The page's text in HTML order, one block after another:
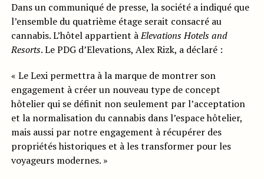
Dans un communiqué de presse, la société a indiqué que
l’ensemble du quatrième étage serait consacré au
cannabis. L’hôtel appartient àElevations Hotels and
Resorts. Le PDG d’Elevations, Alex Rizk, a déclaré :
« Le Lexi permettra à la marque de montrer son
engagement à créer un nouveau type de concept
hôtelier qui se définit non seulement par l’acceptation
et la normalisation du cannabis dans l’espace hôtelier,
mais aussi par notre engagement à récupérer des
propriétés historiques et à les transformer pour les
voyageurs modernes. »